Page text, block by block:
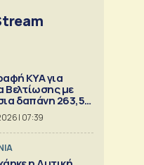
ΚΥΑ για
Βελτίωσης με
δαπάνη 263,5
| 07:39